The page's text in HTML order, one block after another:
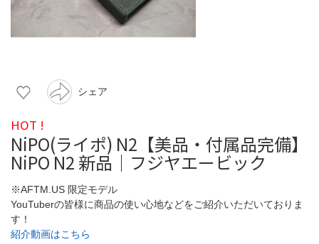
シェア
HOT !
NiPO(ライポ) N2【美品・付属品完備】
NiPO N2 新品｜フジヤエービック
※AFTM.US 限定モデル
YouTuberの皆様に商品の使い心地などをご紹介いただいておりま
す！
紹介動画はこちら